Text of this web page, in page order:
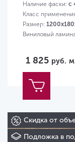
Наличие фаски: с
Класс
Размер:
Виниловый
1 825 руб.
Скидка от
Подложка в